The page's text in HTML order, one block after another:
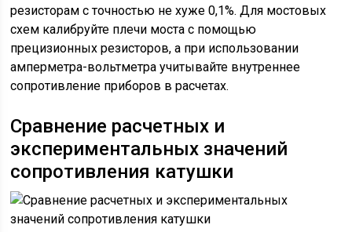
резисторам с точностью не хуже 0,1%. Для мостовых
схем калибруйте плечи моста с помощью
прецизионных резисторов, а при использовании
амперметра-вольтметра учитывайте внутреннее
сопротивление приборов в расчетах.
Сравнение расчетных и
экспериментальных значений
сопротивления катушки